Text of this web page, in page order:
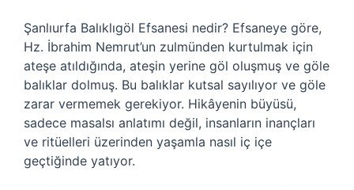
Şanlıurfa Balıklıgöl Efsanesi nedir? Efsaneye göre,
Hz. İbrahim Nemrut’un zulmünden kurtulmak için
ateşe atıldığında, ateşin yerine göl oluşmuş ve göle
balıklar dolmuş. Bu balıklar kutsal sayılıyor ve göle
zarar vermemek gerekiyor. Hikâyenin büyüsü,
sadece masalsı anlatımı değil, insanların inançları
ve ritüelleri üzerinden yaşamla nasıl iç içe
geçtiğinde yatıyor.